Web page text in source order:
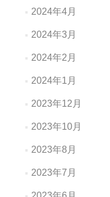
2024年4月
2024年3月
2024年2月
2024年1月
2023年12月
2023年10月
2023年8月
2023年7月